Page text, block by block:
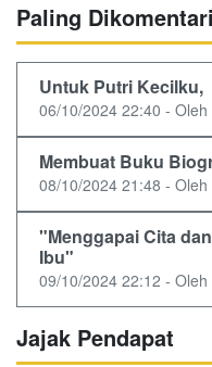
Paling Dikomentari
Untuk Putri Kecilku,
06/10/2024 22:40 -
Membuat Buku
08/10/2024 21:48 -
"Menggapai Cita
Ibu"
09/10/2024 22:12 -
Jajak Pendapat